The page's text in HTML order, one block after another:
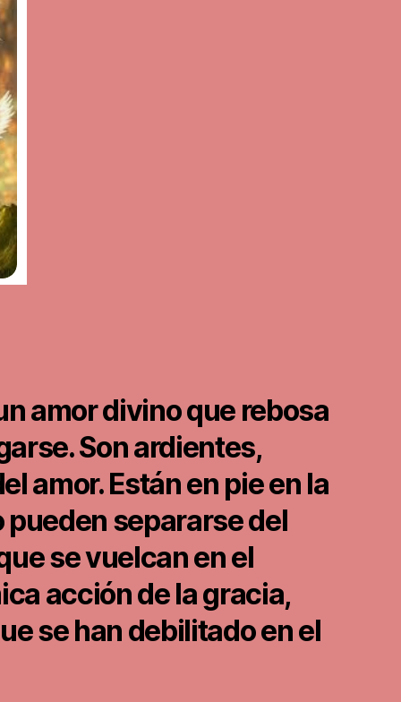
amor divino que rebosa
Son ardientes,
amor. Están en pie en la
separarse del
se vuelcan en el
acción de la gracia,
se han debilitado en el